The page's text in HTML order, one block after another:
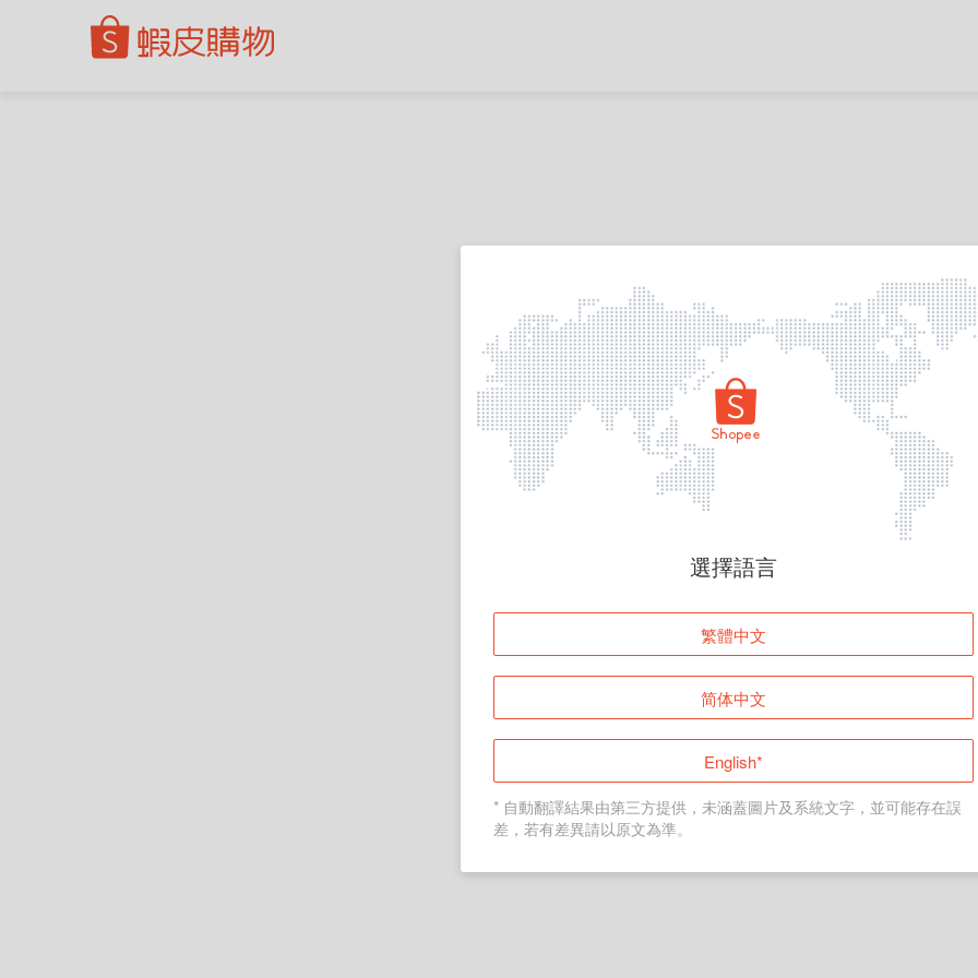
頁面無法顯示
登入
返回首頁
選擇語言
繁體中文
简体中文
English*
* 自動翻譯結果由第三方提供，未涵蓋圖片及系統文字，並可能存在誤
差，若有差異請以原文為準。